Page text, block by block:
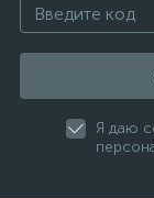
Я даю